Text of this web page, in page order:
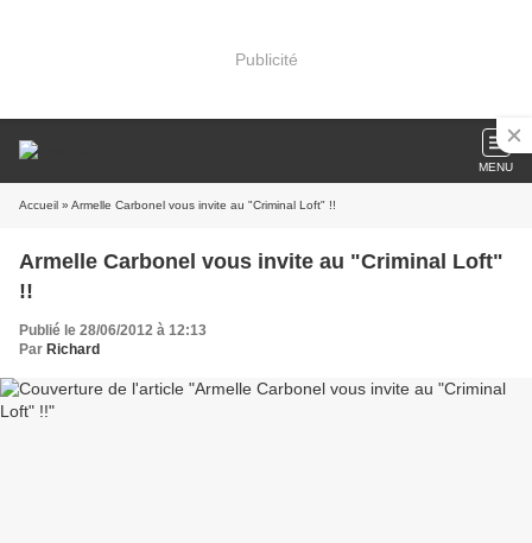
Publicité
MENU
Accueil » Armelle Carbonel vous invite au "Criminal Loft" !!
Armelle Carbonel vous invite au "Criminal Loft"
!!
Publié le 28/06/2012 à 12:13
Par Richard